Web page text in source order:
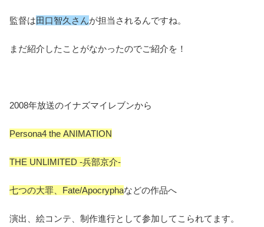
監督は田口智久さんが担当されるんですね。
まだ紹介したことがなかったのでご紹介を！
2008年放送のイナズマイレブンから
Persona4 the ANIMATION
THE UNLIMITED -兵部京介-
七つの大罪、Fate/Apocryphaなどの作品へ
演出、絵コンテ、制作進行として参加してこられてます。